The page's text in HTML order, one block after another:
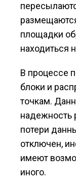
площадки
находиться
В процессе
блоки и
точкам.
надежность
потери
отключен,
имеют
иного.